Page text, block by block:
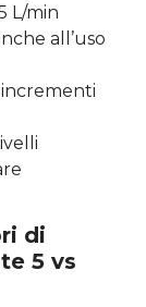
L/min
all’uso
di
5 vs